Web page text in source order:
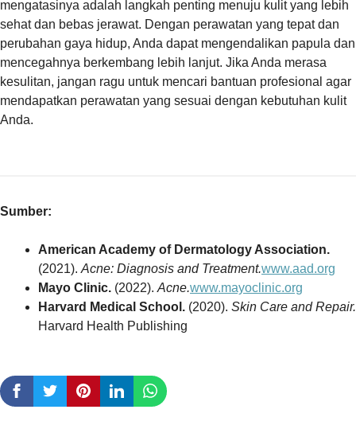
mengatasinya adalah langkah penting menuju kulit yang lebih
sehat dan bebas jerawat. Dengan perawatan yang tepat dan
perubahan gaya hidup, Anda dapat mengendalikan papula dan
mencegahnya berkembang lebih lanjut. Jika Anda merasa
kesulitan, jangan ragu untuk mencari bantuan profesional agar
mendapatkan perawatan yang sesuai dengan kebutuhan kulit
Anda.
Sumber:
American Academy of Dermatology Association.
(2021). Acne: Diagnosis and Treatment.www.aad.org
Mayo Clinic. (2022). Acne.www.mayoclinic.org
Harvard Medical School. (2020). Skin Care and Repair.
Harvard Health Publishing